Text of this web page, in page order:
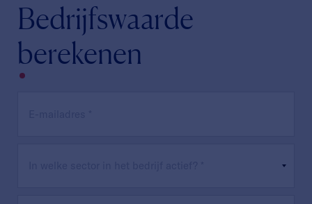
Bedrijfswaarde
berekenen